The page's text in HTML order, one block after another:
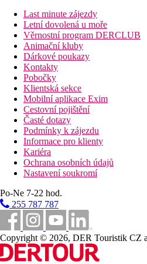
Na přání je možné připravit
jídla Hotel nabízí také drobné
Vzdálenosti
12 km
Vzdálenost od nejbližšího letiště
6,6 km
Vzdálenost k pláži
Pláž
Plážová dovolená
Bazény
Dětský bazén
Fotogalerie
Last minute zájezdy
Letní dovolená u moře
Věrnostní program DERCLUB
Animační kluby
Dárkové poukazy
Kontakty
Pobočky
Klientská sekce
Mobilní aplikace Exim
Cestovní pojištění
Časté dotazy
Podmínky k zájezdu
Informace pro klienty
Kariéra
Ochrana osobních údajů
Nastavení soukromí
Po-Ne 7-22 hod.
255 787 787
Copyright © 2026, DER Touristik CZ